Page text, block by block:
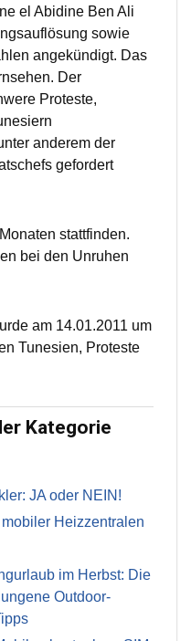
el Abidine Ben Ali
sowie
angekündigt. Das
Der
Proteste,
anderem der
gefordert
stattfinden.
bei den Unruhen
am 14.01.2011 um
Tunesien, Proteste
Kategorie
JA oder NEIN!
Heizzentralen
im Herbst: Die
Outdoor-